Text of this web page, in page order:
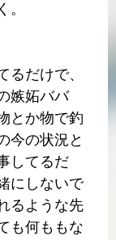
。
るだけで、
嫉妬ババ
とか物で釣
今の状況と
してるだ
にしないで
るような先
も何ももな